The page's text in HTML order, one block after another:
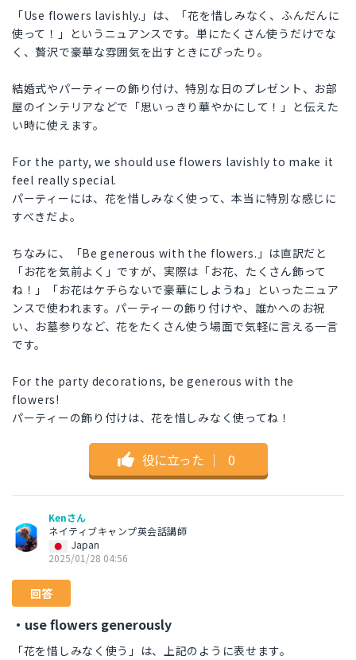
「Use flowers lavishly.」は、「花を惜しみなく、ふんだんに
使って！」というニュアンスです。単にたくさん使うだけでな
く、贅沢で豪華な雰囲気を出すときにぴったり。
結婚式やパーティーの飾り付け、特別な日のプレゼント、お部
屋のインテリアなどで「思いっきり華やかにして！」と伝えた
い時に使えます。
For the party, we should use flowers lavishly to make it
feel really special.
パーティーには、花を惜しみなく使って、本当に特別な感じに
すべきだよ。
ちなみに、「Be generous with the flowers.」は直訳だと
「お花を気前よく」ですが、実際は「お花、たくさん飾って
ね！」「お花はケチらないで豪華にしようね」といったニュア
ンスで使われます。パーティーの飾り付けや、誰かへのお祝
い、お墓参りなど、花をたくさん使う場面で気軽に言える一言
です。
For the party decorations, be generous with the
flowers!
パーティーの飾り付けは、花を惜しみなく使ってね！
役に立った ｜ 0
Kenさん
ネイティブキャンプ英会話講師
Japan
2025/01/28 04:56
回答
・use flowers generously
「花を惜しみなく使う」は、上記のように表せます。